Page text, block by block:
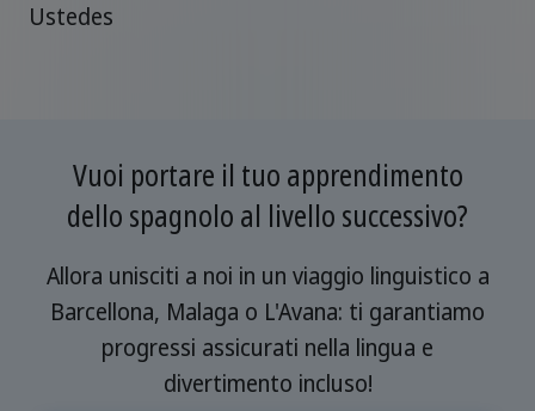
Ustedes
Vuoi portare il tuo apprendimento
dello spagnolo al livello successivo?
Allora unisciti a noi in un viaggio linguistico a
Barcellona, Malaga o L'Avana: ti garantiamo
progressi assicurati nella lingua e
divertimento incluso!